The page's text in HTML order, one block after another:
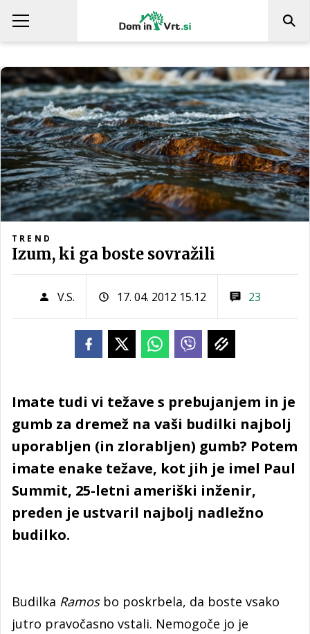
TREND
Izum, ki ga boste sovražili
V.S. 17. 04. 2012 15.12 23
Imate tudi vi težave s prebujanjem in je
gumb za dremež na vaši budilki najbolj
uporabljen (in zlorabljen) gumb? Potem
imate enake težave, kot jih je imel Paul
Summit, 25-letni ameriški inženir,
preden je ustvaril najbolj nadležno
budilko.
Budilka Ramosbo poskrbela, da boste vsako
jutro pravočasno vstali. Nemogoče jo je